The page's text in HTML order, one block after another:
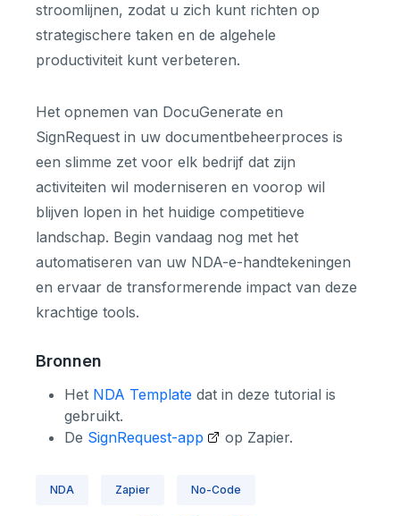
stroomlijnen, zodat u zich kunt richten op
strategischere taken en de algehele
productiviteit kunt verbeteren.
Het opnemen van DocuGenerate en
SignRequest in uw documentbeheerproces is
een slimme zet voor elk bedrijf dat zijn
activiteiten wil moderniseren en voorop wil
blijven lopen in het huidige competitieve
landschap. Begin vandaag nog met het
automatiseren van uw NDA-e-handtekeningen
en ervaar de transformerende impact van deze
krachtige tools.
Bronnen
Het NDA Template dat in deze tutorial is
gebruikt.
De SignRequest-app op Zapier.
NDA Zapier No-Code